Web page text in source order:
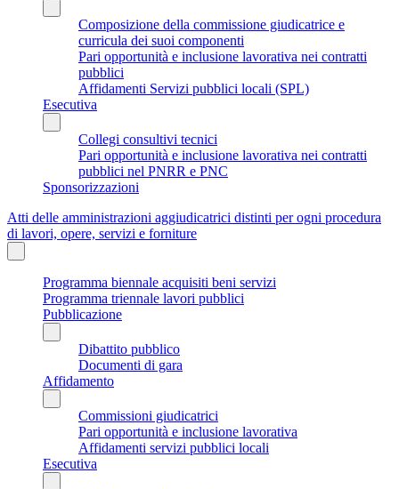
Composizione della commissione giudicatrice e
curricula dei suoi componenti
Pari opportunità e inclusione lavorativa nei contratti
pubblici
Affidamenti Servizi pubblici locali (SPL)
Esecutiva
Collegi consultivi tecnici
Pari opportunità e inclusione lavorativa nei contratti
pubblici nel PNRR e PNC
Sponsorizzazioni
Atti delle amministrazioni aggiudicatrici distinti per ogni procedura
di lavori, opere, servizi e forniture
Programma biennale acquisiti beni servizi
Programma triennale lavori pubblici
Pubblicazione
Dibattito pubblico
Documenti di gara
Affidamento
Commissioni giudicatrici
Pari opportunità e inclusione lavorativa
Affidamenti servizi pubblici locali
Esecutiva